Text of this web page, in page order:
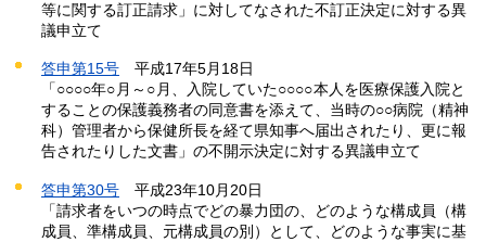
等に関する訂正請求」に対してなされた不訂正決定に対する異
議申立て
答申第15号 平成17年5月18日
「○○○○年○月～○月、入院していた○○○○本人を医療保護入院と
することの保護義務者の同意書を添えて、当時の○○病院（精神
科）管理者から保健所長を経て県知事へ届出されたり、更に報
告されたりした文書」の不開示決定に対する異議申立て
答申第30号 平成23年10月20日
「請求者をいつの時点でどの暴力団の、どのような構成員（構
成員、準構成員、元構成員の別）として、どのような事実に基